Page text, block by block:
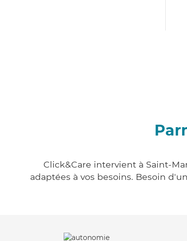
Click&Care intervient à Saint-
adaptées à vos besoins. Besoin